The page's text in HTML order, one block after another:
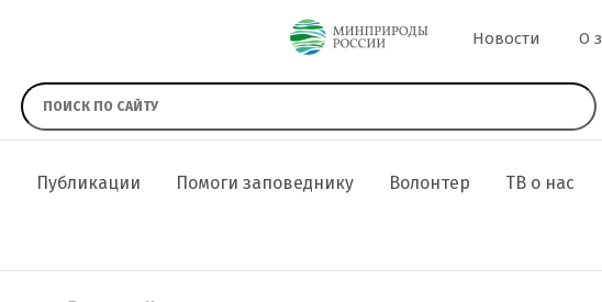
Меню в
Новости О
Публикации Помоги заповеднику Волонтер ТВ о нас